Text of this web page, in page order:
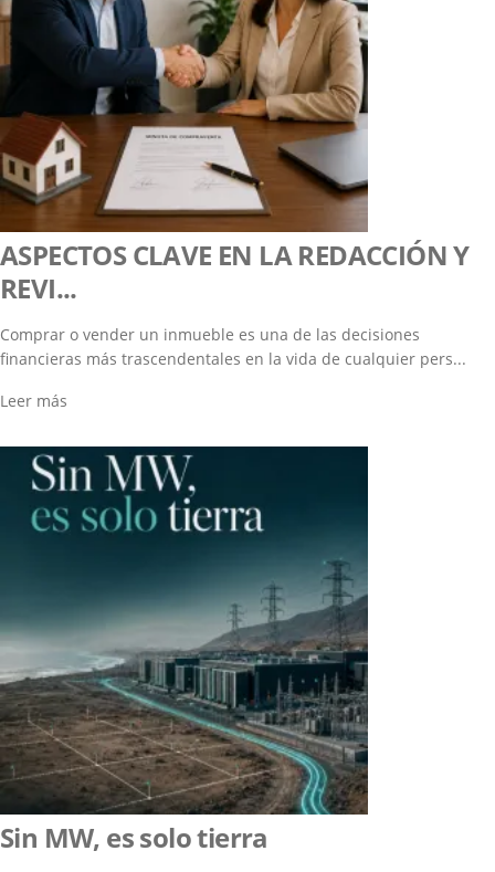
ASPECTOS CLAVE EN LA REDACCIÓN Y
REVI...
Comprar o vender un inmueble es una de las decisiones
financieras más trascendentales en la vida de cualquier pers...
Leer más
Sin MW, es solo tierra